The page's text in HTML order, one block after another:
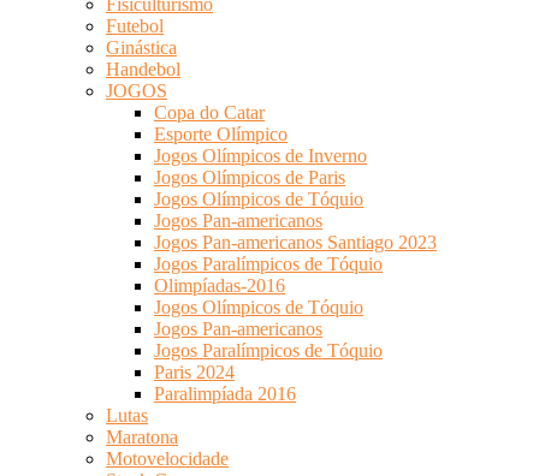
Fisiculturismo
Futebol
Ginástica
Handebol
JOGOS
Copa do Catar
Esporte Olímpico
Jogos Olímpicos de Inverno
Jogos Olímpicos de Paris
Jogos Olímpicos de Tóquio
Jogos Pan-americanos
Jogos Pan-americanos Santiago 2023
Jogos Paralímpicos de Tóquio
Olimpíadas-2016
Jogos Olímpicos de Tóquio
Jogos Pan-americanos
Jogos Paralímpicos de Tóquio
Paris 2024
Paralimpíada 2016
Lutas
Maratona
Motovelocidade